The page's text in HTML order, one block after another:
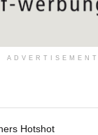
ADVERTISEMENT
Hotshot